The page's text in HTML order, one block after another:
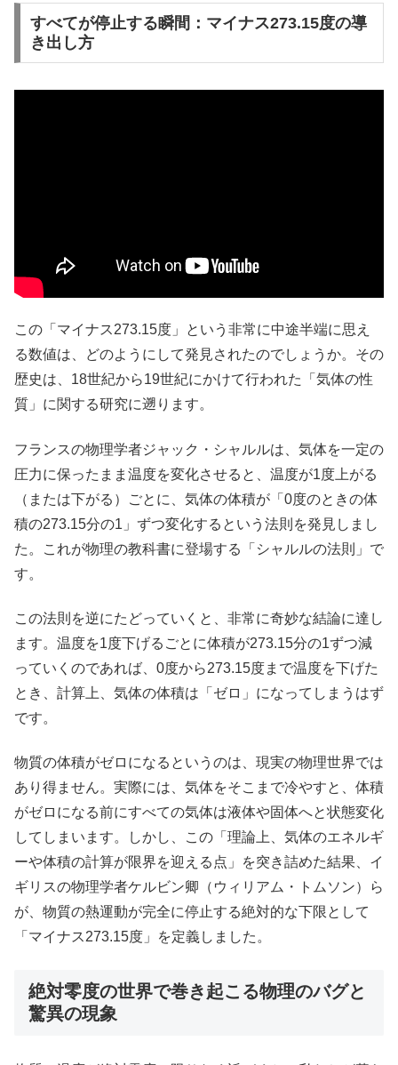
すべてが停止する瞬間：マイナス273.15度の導
き出し方
この「マイナス273.15度」という非常に中途半端に思え
る数値は、どのようにして発見されたのでしょうか。その
歴史は、18世紀から19世紀にかけて行われた「気体の性
質」に関する研究に遡ります。
フランスの物理学者ジャック・シャルルは、気体を一定の
圧力に保ったまま温度を変化させると、温度が1度上がる
（または下がる）ごとに、気体の体積が「0度のときの体
積の273.15分の1」ずつ変化するという法則を発見しまし
た。これが物理の教科書に登場する「シャルルの法則」で
す。
この法則を逆にたどっていくと、非常に奇妙な結論に達し
ます。温度を1度下げるごとに体積が273.15分の1ずつ減
っていくのであれば、0度から273.15度まで温度を下げた
とき、計算上、気体の体積は「ゼロ」になってしまうはず
です。
物質の体積がゼロになるというのは、現実の物理世界では
あり得ません。実際には、気体をそこまで冷やすと、体積
がゼロになる前にすべての気体は液体や固体へと状態変化
してしまいます。しかし、この「理論上、気体のエネルギ
ーや体積の計算が限界を迎える点」を突き詰めた結果、イ
ギリスの物理学者ケルビン卿（ウィリアム・トムソン）ら
が、物質の熱運動が完全に停止する絶対的な下限として
「マイナス273.15度」を定義しました。
絶対零度の世界で巻き起こる物理のバグと
驚異の現象